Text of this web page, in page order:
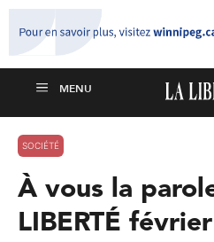
SOCIÉTÉ
À vous la
LIBERTÉ